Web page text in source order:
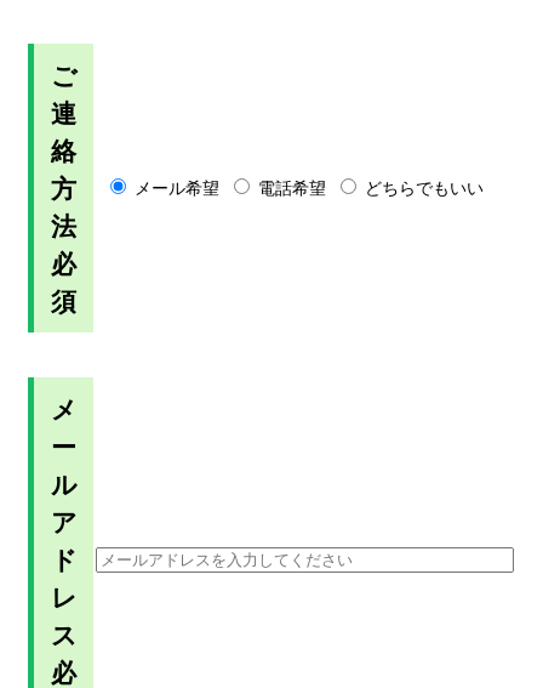
ご
連
絡
方
法
必
須
メール希望 電話希望 どちらでもいい
メ
ー
ル
ア
ド
レ
ス
必